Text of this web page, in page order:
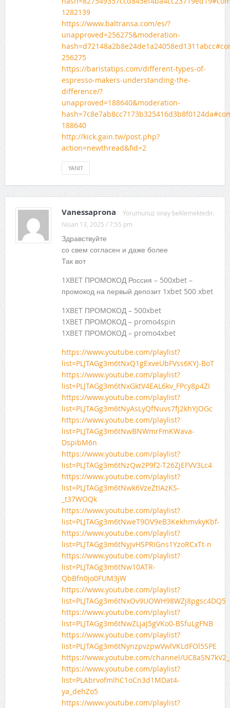
1282139
https://www.baltransa.com/es/?
unapproved=256275&moderation-
256275
https://baristatips.com/different-types-of-
espresso-makers-understanding-the-
difference/?
unapproved=188640&moderation-
188640
http://kick.gain.tw/post.php?
action=newthread&fid=2
YANIT
Yorumunuz onay beklemektedir.
Vanessaprona
Nisan 13, 2025 / 7:55 pm
Здравствуйте
со свем согласен и даже более
Так вот
1XBET ПРОМОКОД Россия – 500xbet –
промокод на первый депозит 1xbet 500 xbet
1XBET ПРОМОКОД – 500xbet
1XBET ПРОМОКОД – promo4spin
1XBET ПРОМОКОД – promo4xbet
https://www.youtube.com/playlist?
list=PLJTAGg3m6tNxQ1gExveUbFVss6KYJ-BoT
https://www.youtube.com/playlist?
list=PLJTAGg3m6tNxGktV4EAL6kv_FPcy8p4ZI
https://www.youtube.com/playlist?
list=PLJTAGg3m6tNyAsLyQfNuvs7fj2khYJOGc
https://www.youtube.com/playlist?
list=PLJTAGg3m6tNwBNWmrFmKWava-
DspibM6n
https://www.youtube.com/playlist?
list=PLJTAGg3m6tNzQw2P9f2-T26ZjEFVV3Lc4
https://www.youtube.com/playlist?
list=PLJTAGg3m6tNwk6VzeZtIAzKS-
_t37WOQk
https://www.youtube.com/playlist?
list=PLJTAGg3m6tNweT9OV9eB3KekhmvkyKbf-
https://www.youtube.com/playlist?
list=PLJTAGg3m6tNyjvHSPRIGns1YzoRCxTt-n
https://www.youtube.com/playlist?
list=PLJTAGg3m6tNw10ATR-
QbBfn0jo0FUM3jW
https://www.youtube.com/playlist?
list=PLJTAGg3m6tNxOv9UOWH98WZj8pgsc4DQ5
https://www.youtube.com/playlist?
list=PLJTAGg3m6tNwZLjaJ5gVKo0-BSfuLgFNB
https://www.youtube.com/playlist?
list=PLJTAGg3m6tNynzpvzpwVwlVKLdFOl5SPE
https://www.youtube.com/channel/
https://www.youtube.com/playlist?
list=PLAbrvofmlhC1oCn3d1MDat4-
ya_dehZo5
https://www.youtube.com/playlist?